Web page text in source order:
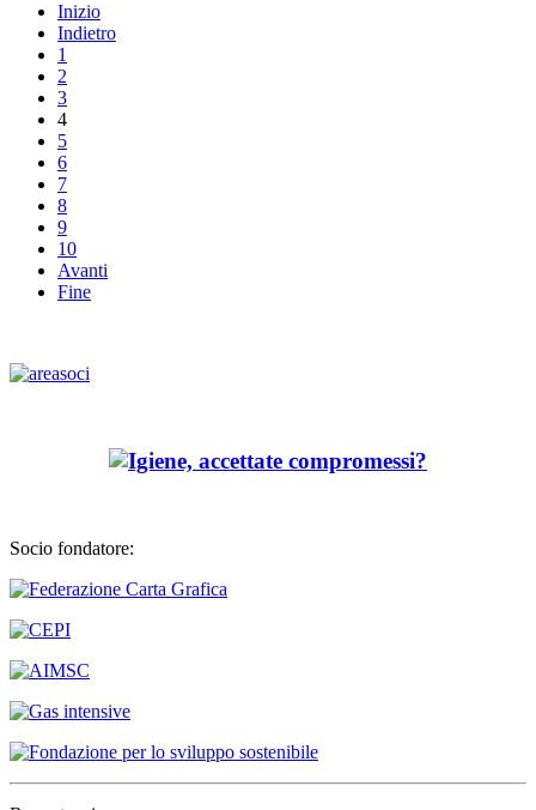
Inizio
Indietro
1
2
3
4
5
6
7
8
9
10
Avanti
Fine
Socio fondatore: